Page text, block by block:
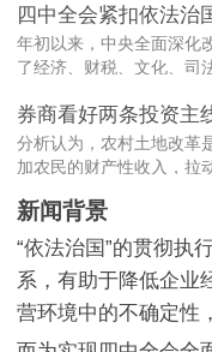
四中全会紧扣依法治
年初以来，中央全面深化
了经济、财税、文化、司
券商看好两条投资主
分析认为，农村土地改革
加农民的财产性收入，拉
新闻背景
“依法治国”的贯彻执
系，有助于降低企业
营环境中的不确定性